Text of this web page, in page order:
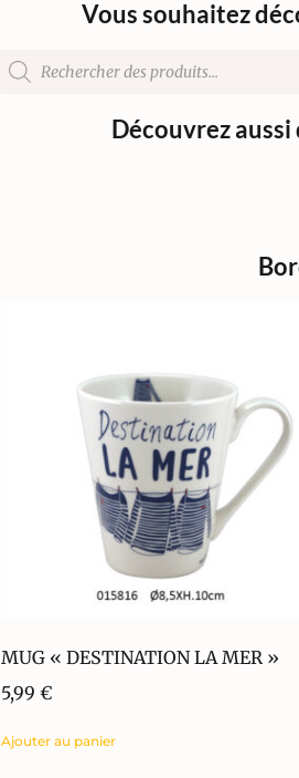
Vous souhaitez
Découvrez aussi
MUG « DESTINATION LA MER »
5,99 €
Ajouter au panier